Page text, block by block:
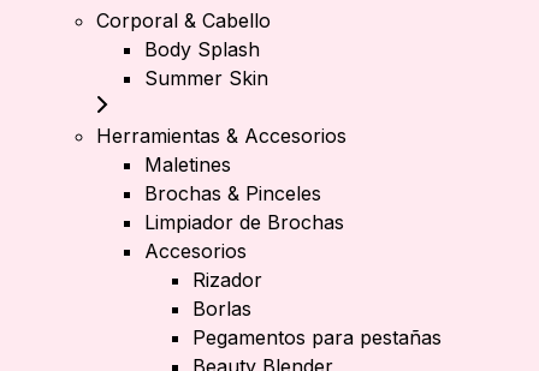
Corporal & Cabello
Body Splash
Summer Skin
Herramientas & Accesorios
Maletines
Brochas & Pinceles
Limpiador de Brochas
Accesorios
Rizador
Borlas
Pegamentos para pestañas
Beauty Blender